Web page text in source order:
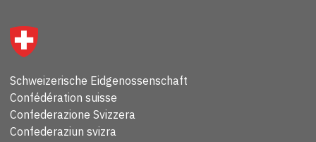
Schweizerische Eidgenossenschaft
Confédération suisse
Confederazione Svizzera
Confederaziun svizra